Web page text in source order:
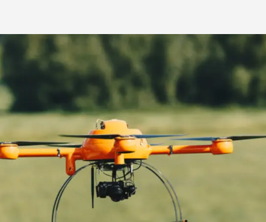
Grupe na